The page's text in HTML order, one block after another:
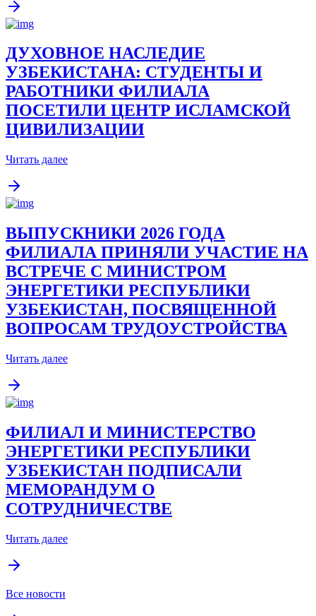
ДУХОВНОЕ НАСЛЕДИЕ
УЗБЕКИСТАНА: СТУДЕНТЫ И
РАБОТНИКИ ФИЛИАЛА
ПОСЕТИЛИ ЦЕНТР ИСЛАМСКОЙ
ЦИВИЛИЗАЦИИ
Читать далее
ВЫПУСКНИКИ 2026 ГОДА
ФИЛИАЛА ПРИНЯЛИ УЧАСТИЕ НА
ВСТРЕЧЕ С МИНИСТРОМ
ЭНЕРГЕТИКИ РЕСПУБЛИКИ
УЗБЕКИСТАН, ПОСВЯЩЕННОЙ
ВОПРОСАМ ТРУДОУСТРОЙСТВА
Читать далее
ФИЛИАЛ И МИНИСТЕРСТВО
ЭНЕРГЕТИКИ РЕСПУБЛИКИ
УЗБЕКИСТАН ПОДПИСАЛИ
МЕМОРАНДУМ О
СОТРУДНИЧЕСТВЕ
Читать далее
Все новости